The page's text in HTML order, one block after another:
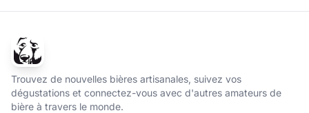
Trouvez de nouvelles bières artisanales, suivez vos
dégustations et connectez-vous avec d'autres amateurs de
bière à travers le monde.